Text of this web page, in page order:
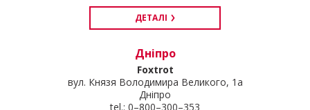
ДЕТАЛІ
Дніпро
Foxtrot
вул. Князя Володимира Великого, 1а
Дніпро
tel.: 0–800–300–353